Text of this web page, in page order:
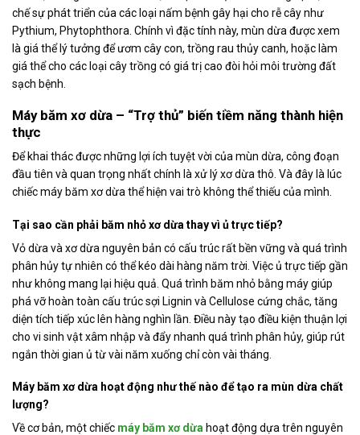
chế sự phát triển của các loại nấm bệnh gây hại cho rễ cây như
Pythium, Phytophthora. Chính vì đặc tính này, mùn dừa được xem
là giá thể lý tưởng để ươm cây con, trồng rau thủy canh, hoặc làm
giá thể cho các loại cây trồng có giá trị cao đòi hỏi môi trường đất
sạch bệnh.
Máy băm xơ dừa – “Trợ thủ” biến tiềm năng thành hiện
thực
Để khai thác được những lợi ích tuyệt vời của mùn dừa, công đoạn
đầu tiên và quan trọng nhất chính là xử lý xơ dừa thô. Và đây là lúc
chiếc máy băm xơ dừa thể hiện vai trò không thể thiếu của mình.
Tại sao cần phải băm nhỏ xơ dừa thay vì ủ trực tiếp?
Vỏ dừa và xơ dừa nguyên bản có cấu trúc rất bền vững và quá trình
phân hủy tự nhiên có thể kéo dài hàng năm trời. Việc ủ trực tiếp gần
như không mang lại hiệu quả. Quá trình băm nhỏ bằng máy giúp
phá vỡ hoàn toàn cấu trúc sợi Lignin và Cellulose cứng chắc, tăng
diện tích tiếp xúc lên hàng nghìn lần. Điều này tạo điều kiện thuận lợi
cho vi sinh vật xâm nhập và đẩy nhanh quá trình phân hủy, giúp rút
ngắn thời gian ủ từ vài năm xuống chỉ còn vài tháng.
Máy băm xơ dừa hoạt động như thế nào để tạo ra mùn dừa chất
lượng?
Về cơ bản, một chiếc máy băm xơ dừa hoạt động dựa trên nguyên